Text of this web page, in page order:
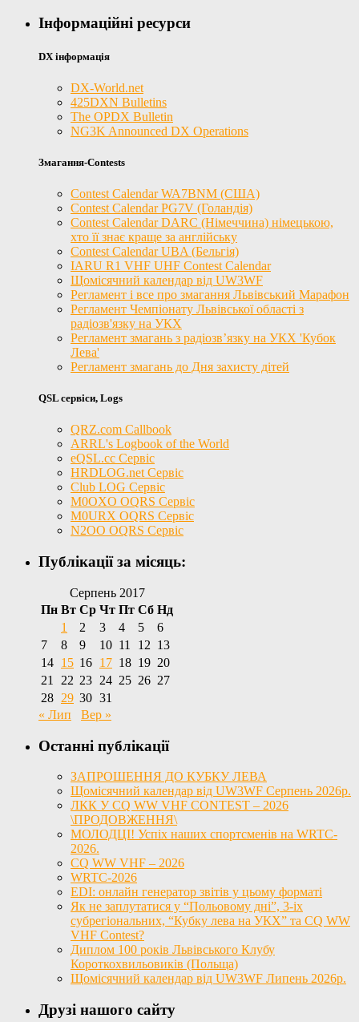
Інформаційні ресурси
DX інформація
DX-World.net
425DXN Bulletins
The OPDX Bulletin
NG3K Announced DX Operations
Змагання-Contests
Contest Calendar WA7BNM (США)
Contest Calendar PG7V (Голандія)
Contest Calendar DARC (Німеччина) німецькою,
хто її знає краще за англійську
Contest Calendar UBA (Бельгія)
IARU R1 VHF UHF Contest Calendar
Щомісячний календар від UW3WF
Регламент і все про змагання Львівський Марафон
Регламент Чемпіонату Львівської області з
радіозв'язку на УКХ
Регламент змагань з радіозв’язку на УКХ 'Кубок
Лева'
Регламент змагань до Дня захисту дітей
QSL сервіси, Logs
QRZ.com Callbook
ARRL's Logbook of the World
eQSL.cc Сервіс
HRDLOG.net Сервіс
Club LOG Сервіс
M0OXO OQRS Сервіс
M0URX OQRS Сервіс
N2OO OQRS Сервіс
Публікації за місяць:
Серпень 2017
Пн Вт Ср Чт Пт Сб Нд
1
2 3 4 5
6
7
8 9 10 11 12 13
14 15 16 17 18 19 20
21
22 23 24 25 26 27
28 29 30 31
« Лип
Вер »
Останні публікації
ЗАПРОШЕННЯ ДО КУБКУ ЛЕВА
Щомісячний календар від UW3WF Серпень 2026р.
ЛКК У CQ WW VHF CONTEST – 2026
\ПРОДОВЖЕННЯ\
МОЛОДЦІ! Успіх наших спортсменів на WRTC-
2026.
CQ WW VHF – 2026
WRTC-2026
EDI: онлайн генератор звітів у цьому форматі
Як не заплутатися у “Польовому дні”, 3-іх
субрегіональних, “Кубку лева на УКХ” та CQ WW
VHF Contest?
Диплом 100 років Львівського Клубу
Короткохвильовиків (Польща)
Щомісячний календар від UW3WF Липень 2026р.
Друзі нашого сайту